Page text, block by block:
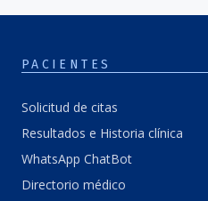
PACIENTES
Solicitud de citas
Resultados e Historia clínica
WhatsApp ChatBot
Directorio médico